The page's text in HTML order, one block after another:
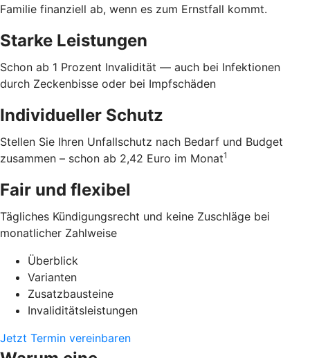
Familie finanziell ab, wenn es zum Ernstfall kommt.
Starke Leistungen
Schon ab 1 Prozent Invalidität — auch bei Infektionen
durch Zeckenbisse oder bei Impfschäden
Individueller Schutz
Stellen Sie Ihren Unfallschutz nach Bedarf und Budget
zusammen – schon ab 2,42 Euro im Monat1
Fair und flexibel
Tägliches Kündigungsrecht und keine Zuschläge bei
monatlicher Zahlweise
Überblick
Varianten
Zusatzbausteine
Invaliditätsleistungen
Jetzt Termin vereinbaren